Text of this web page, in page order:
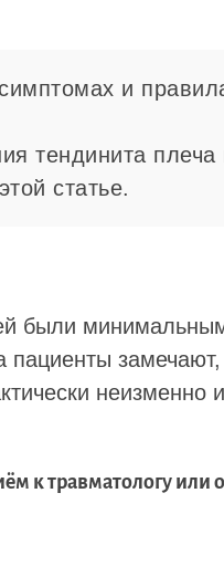
и
тендинита
статье.
были
пациенты
неизменно
к травматологу или